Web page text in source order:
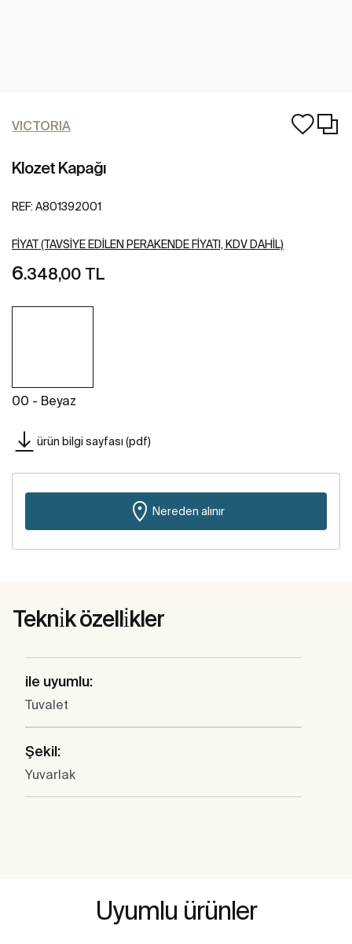
VICTORIA
Klozet Kapağı
REF: A801392001
FIYAT (TAVSIYE EDILEN PERAKENDE FIYATI, KDV DAHIL)
6.348,00 TL
00 - Beyaz
ürün bilgi sayfası (pdf)
Nereden alınır
Tekni̇k özelli̇kler
ile uyumlu:
Tuvalet
Şekil:
Yuvarlak
Uyumlu ürünler